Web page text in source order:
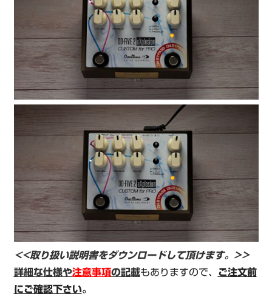
<<取り扱い説明書をダウンロードして頂けます。>>
詳細な仕様や注意事項の記載もありますので、 ご注文前
にご確認下さい。